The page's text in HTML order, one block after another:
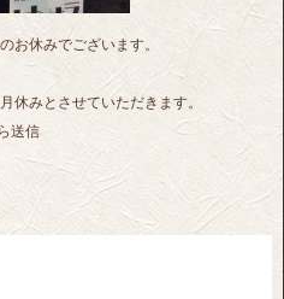
お休みでございます。
休みとさせていただきます。
送信